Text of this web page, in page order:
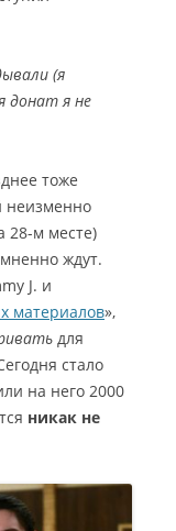
(я
донат я не
тоже
неизменно
28-м месте)
ждут.
J. и
материалов»,
для
стало
на него 2000
никак не